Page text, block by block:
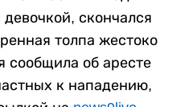
скончался
толпа жестоко
сообщила об аресте
к нападению,